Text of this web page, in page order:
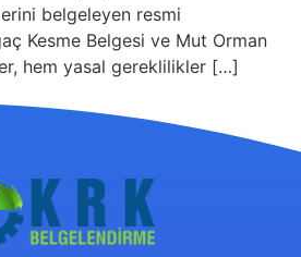
belgeleyen resmi
Kesme Belgesi ve Mut Orman
hem yasal gereklilikler […]